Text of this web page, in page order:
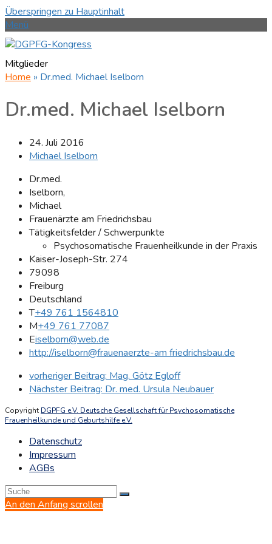
Überspringen zu Hauptinhalt
Menü
Mitglieder
Home » Dr.med. Michael Iselborn
Dr.med. Michael Iselborn
24. Juli 2016
Michael Iselborn
Dr.med.
Iselborn,
Michael
Frauenärzte am Friedrichsbau
Tätigkeitsfelder / Schwerpunkte
Psychosomatische Frauenheilkunde in der Praxis
Kaiser-Joseph-Str. 274
79098
Freiburg
Deutschland
T+49 761 1564810
M+49 761 77087
Eiselborn@web.de
http://iselborn@frauenaerzte-am friedrichsbau.de
vorheriger Beitrag: Mag. Götz Egloff
Nächster Beitrag: Dr. med. Ursula Neubauer
Copyright DGPFG e.V. Deutsche Gesellschaft für Psychosomatische
Frauenheilkunde und Geburtshilfe e.V.
Datenschutz
Impressum
AGBs
An den Anfang scrollen